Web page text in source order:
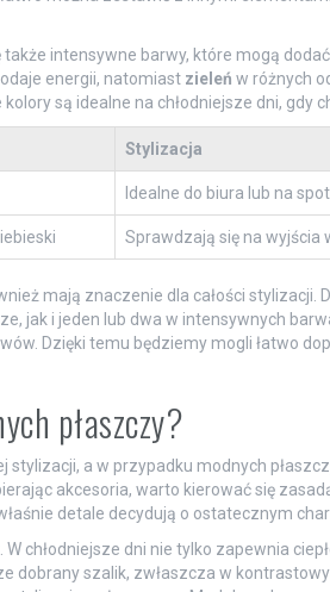
intensywne barwy, które mogą
energii, natomiast zieleń w różnych
są idealne na chłodniejsze dni, gdy
Stylizacja
Idealne do biura lub na
Sprawdzają się na wyjścia
mają znaczenie dla całości stylizacji.
jak i jeden lub dwa w intensywnych
Dzięki temu będziemy mogli łatwo
płaszczy?
a w przypadku modnych
akcesoria, warto kierować się
detale decydują o ostatecznym
. W chłodniejsze dni nie tylko zapewnia
dobrany szalik, zwłaszcza w